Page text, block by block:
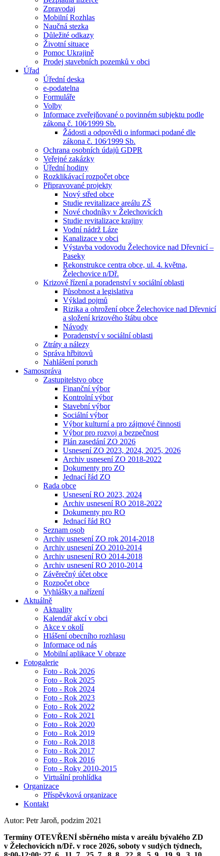
Zpravodaj
Mobilní Rozhlas
Naučná stezka
Důležité odkazy
Životní situace
Pomoc Ukrajině
Prodej stavebních pozemků v obci
Úřad
Úřední deska
e-podatelna
Formuláře
Volby
Informace zveřejňované o povinném subjektu podle
zákona č. 106⁄1999 Sb.
Žádosti a odpovědi o informaci podané dle
zákona č. 106⁄1999 Sb.
Ochrana osobních údajů GDPR
Veřejné zakázky
Úřední hodiny
Rozklikávací rozpočet obce
Připravované projekty
Nový střed obce
Studie revitalizace areálu ZŠ
Nové chodníky v Želechovicích
Studie revitalizace krajiny
Vodní nádrž Láze
Kanalizace v obci
Výstavba vodovodu Želechovice nad Dřevnicí –
Paseky
Rekonstrukce centra obce, ul. 4. května,
Želechovice n/Dř.
Krizové řízení a poradenství v sociální oblasti
Působnost a legislativa
Výklad pojmů
Rizika a ohrožení obce Želechovice nad Dřevnicí
a složení krizového štábu obce
Návody
Poradenství v sociální oblasti
Ztráty a nálezy
Správa hřbitovů
Nahlášení poruch
Samospráva
Zastupitelstvo obce
Finanční výbor
Kontrolní výbor
Stavební výbor
Sociální výbor
Výbor kulturní a pro zájmové činnosti
Výbor pro rozvoj a bezpečnost
Plán zasedání ZO 2026
Usnesení ZO 2023, 2024, 2025, 2026
Archiv usnesení ZO 2018-2022
Dokumenty pro ZO
Jednací řád ZO
Rada obce
Usnesení RO 2023, 2024
Archiv usnesení RO 2018-2022
Dokumenty pro RO
Jednací řád RO
Seznam osob
Archiv usnesení ZO rok 2014-2018
Archiv usnesení ZO 2010-2014
Archiv usnesení RO 2014-2018
Archiv usnesení RO 2010-2014
Závěrečný účet obce
Rozpočet obce
Vyhlášky a nařízení
Aktuálně
Aktuality
Kalendář akcí v obci
Akce v okolí
Hlášení obecního rozhlasu
Informace od nás
Mobilní aplikace V obraze
Fotogalerie
Foto - Rok 2026
Foto - Rok 2025
Foto - Rok 2024
Foto - Rok 2023
Foto - Rok 2022
Foto - Rok 2021
Foto - Rok 2020
Foto - Rok 2019
Foto - Rok 2018
Foto - Rok 2017
Foto - Rok 2016
Foto - Roky 2010-2015
Virtuální prohlídka
Organizace
Příspěvková organizace
Kontakt
Autor: Petr Jaroň, podzim 2021
Termíny OTEVŘENÍ sběrného místa v areálu bývalého ZD
v Želechovicích n/Dř. v roce 2026, soboty v sudých týdnech,